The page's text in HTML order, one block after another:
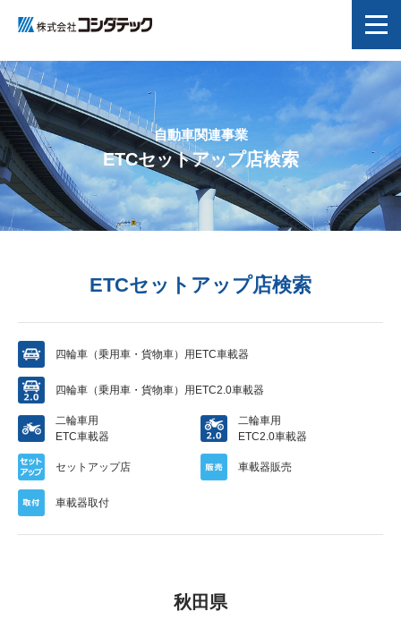
Topics
事業紹介
会社情報
CSR
採用情報
ENGLISH
中国語
自動車関連事業
ETCセットアップ店検索
ETCセットアップ店検索
四輪車（乗用車・貨物車）用 ETC車載器
四輪車（乗用車・貨物車）用 ETC2.0車載器
二輪車用
ETC車載器
二輪車用
ETC2.0車載器
セットアップ店 車載器販売
車載器取付
秋田県